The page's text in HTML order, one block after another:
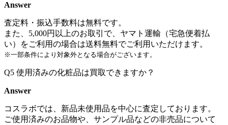
Answer
査定料・振込手数料は無料です。
また、5,000円以上のお取引で、ヤマト運輸（宅急便着払
い）をご利用の場合は送料無料でご利用いただけます。
※一部条件により対象外となる場合がございます。
Q5 使用済みの化粧品は買取できますか？
Answer
コスラボでは、新品未使用品を中心に査定しております。
ご使用済みのお品物や、サンプル品などの非売品について